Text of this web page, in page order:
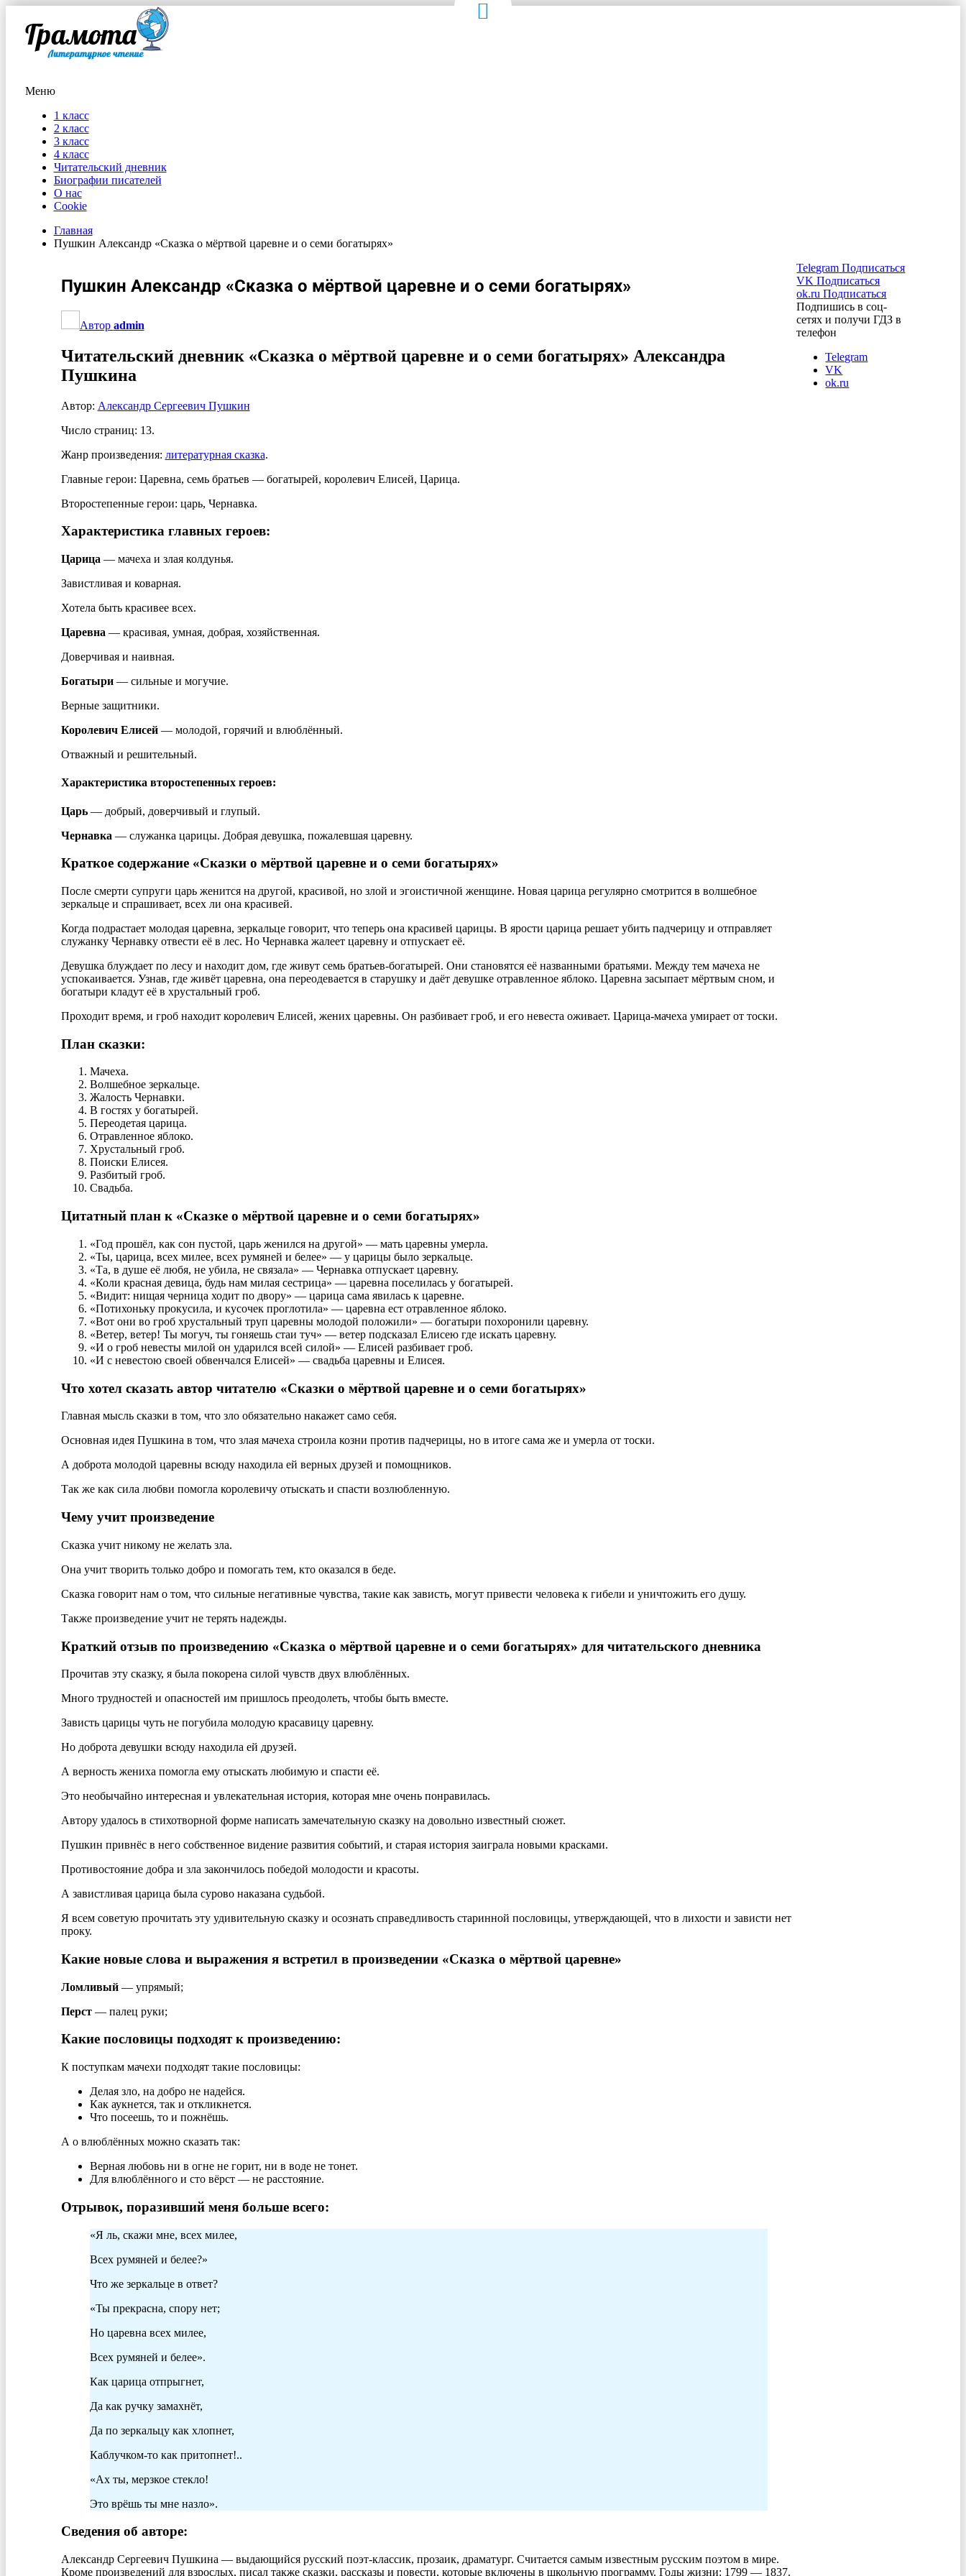
Меню
1 класс
2 класс
3 класс
4 класс
Читательский дневник
Биографии писателей
О нас
Cookie
Главная
Пушкин Александр «Сказка о мёртвой царевне и о семи богатырях»
Пушкин Александр «Сказка о мёртвой царевне и о семи богатырях»
Автор admin
Читательский дневник «Сказка о мёртвой царевне и о семи богатырях» Александра
Пушкина
Автор: Александр Сергеевич Пушкин
Число страниц: 13.
Жанр произведения: литературная сказка.
Главные герои: Царевна, семь братьев — богатырей, королевич Елисей, Царица.
Второстепенные герои: царь, Чернавка.
Характеристика главных героев:
Царица — мачеха и злая колдунья.
Завистливая и коварная.
Хотела быть красивее всех.
Царевна — красивая, умная, добрая, хозяйственная.
Доверчивая и наивная.
Богатыри— сильные и могучие.
Верные защитники.
Королевич Елисей— молодой, горячий и влюблённый.
Отважный и решительный.
Характеристика второстепенных героев:
Царь— добрый, доверчивый и глупый.
Чернавка — служанка царицы. Добрая девушка, пожалевшая царевну.
Краткое содержание «Сказки о мёртвой царевне и о семи богатырях»
После смерти супруги царь женится на другой, красивой, но злой и эгоистичной женщине. Новая царица регулярно смотрится в волшебное
зеркальце и спрашивает, всех ли она красивей.
Когда подрастает молодая царевна, зеркальце говорит, что теперь она красивей царицы. В ярости царица решает убить падчерицу и отправляет
служанку Чернавку отвести её в лес. Но Чернавка жалеет царевну и отпускает её.
Девушка блуждает по лесу и находит дом, где живут семь братьев-богатырей. Они становятся её названными братьями. Между тем мачеха не
успокаивается. Узнав, где живёт царевна, она переодевается в старушку и даёт девушке отравленное яблоко. Царевна засыпает мёртвым сном, и
богатыри кладут её в хрустальный гроб.
Проходит время, и гроб находит королевич Елисей, жених царевны. Он разбивает гроб, и его невеста оживает. Царица-мачеха умирает от тоски.
План сказки:
Мачеха.
Волшебное зеркальце.
Жалость Чернавки.
В гостях у богатырей.
Переодетая царица.
Отравленное яблоко.
Хрустальный гроб.
Поиски Елисея.
Разбитый гроб.
Свадьба.
Цитатный план к «Сказке о мёртвой царевне и о семи богатырях»
«Год прошёл, как сон пустой, царь женился на другой» — мать царевны умерла.
«Ты, царица, всех милее, всех румяней и белее» — у царицы было зеркальце.
«Та, в душе её любя, не убила, не связала» — Чернавка отпускает царевну.
«Коли красная девица, будь нам милая сестрица» — царевна поселилась у богатырей.
«Видит: нищая черница ходит по двору» — царица сама явилась к царевне.
«Потихоньку прокусила, и кусочек проглотила» — царевна ест отравленное яблоко.
«Вот они во гроб хрустальный труп царевны молодой положили» — богатыри похоронили царевну.
«Ветер, ветер! Ты могуч, ты гоняешь стаи туч» — ветер подсказал Елисею где искать царевну.
«И о гроб невесты милой он ударился всей силой» — Елисей разбивает гроб.
«И с невестою своей обвенчался Елисей» — свадьба царевны и Елисея.
Что хотел сказать автор читателю «Сказки о мёртвой царевне и о семи богатырях»
Главная мысль сказки в том, что зло обязательно накажет само себя.
Основная идея Пушкина в том, что злая мачеха строила козни против падчерицы, но в итоге сама же и умерла от тоски.
А доброта молодой царевны всюду находила ей верных друзей и помощников.
Так же как сила любви помогла королевичу отыскать и спасти возлюбленную.
Чему учит произведение
Сказка учит никому не желать зла.
Она учит творить только добро и помогать тем, кто оказался в беде.
Сказка говорит нам о том, что сильные негативные чувства, такие как зависть, могут привести человека к гибели и уничтожить его душу.
Также произведение учит не терять надежды.
Краткий отзыв по произведению «Сказка о мёртвой царевне и о семи богатырях» для читательского дневника
Прочитав эту сказку, я была покорена силой чувств двух влюблённых.
Много трудностей и опасностей им пришлось преодолеть, чтобы быть вместе.
Зависть царицы чуть не погубила молодую красавицу царевну.
Но доброта девушки всюду находила ей друзей.
А верность жениха помогла ему отыскать любимую и спасти её.
Это необычайно интересная и увлекательная история, которая мне очень понравилась.
Автору удалось в стихотворной форме написать замечательную сказку на довольно известный сюжет.
Пушкин привнёс в него собственное видение развития событий, и старая история заиграла новыми красками.
Противостояние добра и зла закончилось победой молодости и красоты.
А завистливая царица была сурово наказана судьбой.
Я всем советую прочитать эту удивительную сказку и осознать справедливость старинной пословицы, утверждающей, что в лихости и зависти нет
проку.
Какие новые слова и выражения я встретил в произведении «Сказка о мёртвой царевне»
Ломливый— упрямый;
Перст— палец руки;
Какие пословицы подходят к произведению:
К поступкам мачехи подходят такие пословицы:
Делая зло, на добро не надейся.
Как аукнется, так и откликнется.
Что посеешь, то и пожнёшь.
А о влюблённых можно сказать так:
Верная любовь ни в огне не горит, ни в воде не тонет.
Для влюблённого и сто вёрст — не расстояние.
Отрывок, поразивший меня больше всего:
«Я ль, скажи мне, всех милее,
Всех румяней и белее?»
Что же зеркальце в ответ?
«Ты прекрасна, спору нет;
Но царевна всех милее,
Всех румяней и белее».
Как царица отпрыгнет,
Да как ручку замахнёт,
Да по зеркальцу как хлопнет,
Каблучком-то как притопнет!..
«Ах ты, мерзкое стекло!
Это врёшь ты мне назло».
Сведения об авторе:
Александр Сергеевич Пушкина — выдающийся русский поэт-классик, прозаик, драматург. Считается самым известным русским поэтом в мире.
Кроме произведений для взрослых, писал также сказки, рассказы и повести, которые включены в школьную программу. Годы жизни: 1799 — 1837.
Telegram Подписаться
VK Подписаться
ok.ru Подписаться
Подпишись в соц-
сетях и получи ГДЗ в
телефон
Telegram
VK
ok.ru